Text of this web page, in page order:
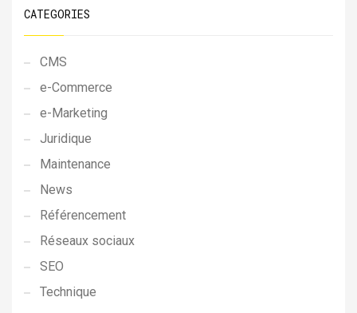
CATEGORIES
CMS
e-Commerce
e-Marketing
Juridique
Maintenance
News
Référencement
Réseaux sociaux
SEO
Technique